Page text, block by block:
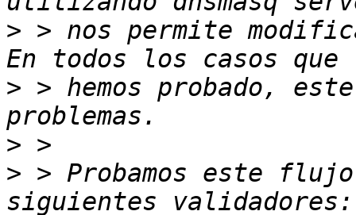
> > nos permite
> > hemos probado,
>
> > Probamos este